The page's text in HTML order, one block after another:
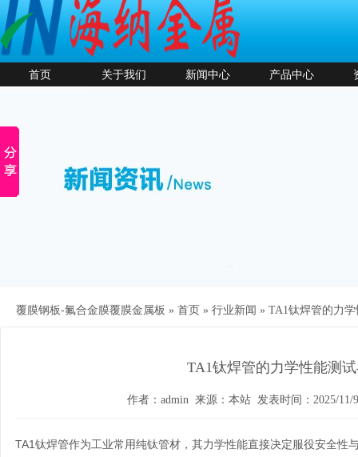
首页 关于我们 新闻中心 产品中心
覆膜钢板-氟合金膜覆膜金属板 » 首页 » 行业新闻 » TA1钛焊管的力
TA1钛焊管的力学性能测
作者：admin 来源：本站 发表时间：2025/11/
TA1钛焊管作为工业常用纯钛管材，其力学性能直接决定服役安全性